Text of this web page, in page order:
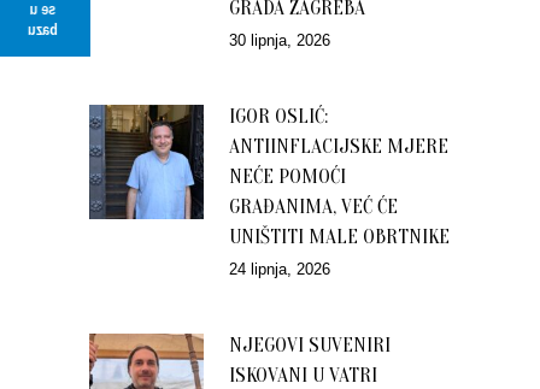
se u
bazu
GRADA ZAGREBA
30 lipnja, 2026
IGOR OSLIĆ:
ANTIINFLACIJSKE MJERE
NEĆE POMOĆI
GRAĐANIMA, VEĆ ĆE
UNIŠTITI MALE OBRTNIKE
24 lipnja, 2026
NJEGOVI SUVENIRI
ISKOVANI U VATRI